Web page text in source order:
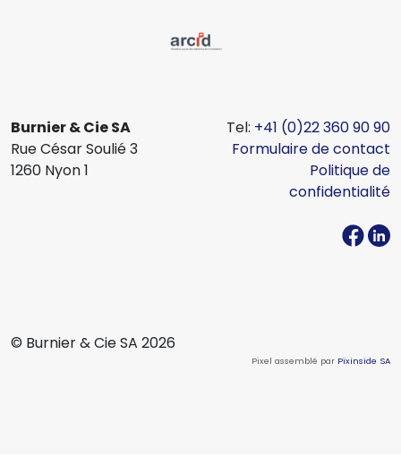
Burnier & Cie SA
Rue César Soulié 3
1260 Nyon 1
Tel: +41 (0)22 360 90 90
Formulaire de contact
Politique de
confidentialité
© Burnier & Cie SA 2026
Pixel assemblé par Pixinside SA